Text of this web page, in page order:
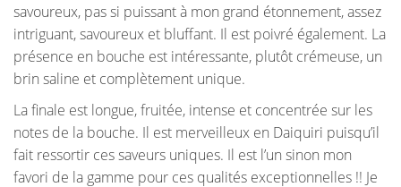
savoureux, pas si puissant à mon grand étonnement, assez
intriguant, savoureux et bluffant. Il est poivré également. La
présence en bouche est intéressante, plutôt crémeuse, un
brin saline et complètement unique.
La finale est longue, fruitée, intense et concentrée sur les
notes de la bouche. Il est merveilleux en Daiquiri puisqu’il
fait ressortir ces saveurs uniques. Il est l’un sinon mon
favori de la gamme pour ces qualités exceptionnelles !! Je